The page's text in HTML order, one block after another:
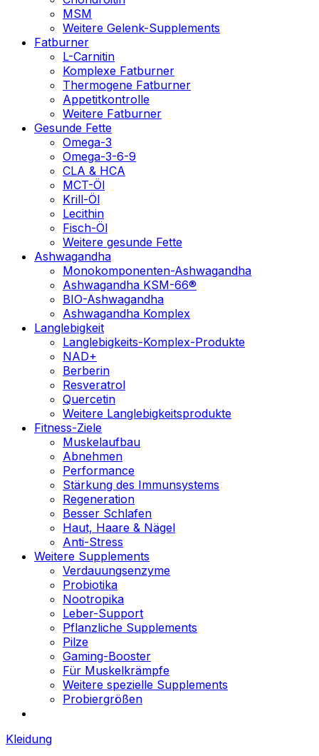
MSM
Weitere Gelenk-Supplements
Fatburner
L-Carnitin
Komplexe Fatburner
Thermogene Fatburner
Appetitkontrolle
Weitere Fatburner
Gesunde Fette
Omega-3
Omega-3-6-9
CLA & HCA
MCT-Öl
Krill-Öl
Lecithin
Fisch-Öl
Weitere gesunde Fette
Ashwagandha
Monokomponenten-Ashwagandha
Ashwagandha KSM-66®
BIO-Ashwagandha
Ashwagandha Komplex
Langlebigkeit
Langlebigkeits-Komplex-Produkte
NAD+
Berberin
Resveratrol
Quercetin
Weitere Langlebigkeitsprodukte
Fitness-Ziele
Muskelaufbau
Abnehmen
Performance
Stärkung des Immunsystems
Regeneration
Besser Schlafen
Haut, Haare & Nägel
Anti-Stress
Weitere Supplements
Verdauungsenzyme
Probiotika
Nootropika
Leber-Support
Pflanzliche Supplements
Pilze
Gaming-Booster
Für Muskelkrämpfe
Weitere spezielle Supplements
Probiergrößen
Kleidung